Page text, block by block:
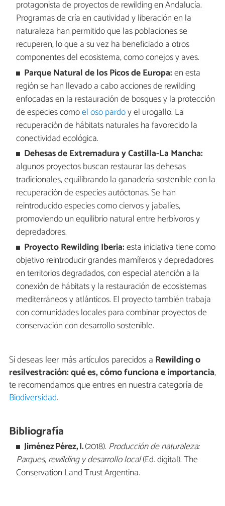
protagonista de proyectos de rewilding en Andalucía.
Programas de cría en cautividad y liberación en la
naturaleza han permitido que las poblaciones se
recuperen, lo que a su vez ha beneficiado a otros
componentes del ecosistema, como conejos y aves.
Parque Natural de los Picos de Europa:en esta
región se han llevado a cabo acciones de rewilding
enfocadas en la restauración de bosques y la protección
de especies comoel oso pardoy el urogallo. La
recuperación de hábitats naturales ha favorecido la
conectividad ecológica.
Dehesas de Extremadura y Castilla-La Mancha:
algunos proyectos buscan restaurar las dehesas
tradicionales, equilibrando la ganadería sostenible con la
recuperación de especies autóctonas. Se han
reintroducido especies como ciervos y jabalíes,
promoviendo un equilibrio natural entre herbívoros y
depredadores.
Proyecto Rewilding Iberia:esta iniciativa tiene como
objetivo reintroducir grandes mamíferos y depredadores
en territorios degradados, con especial atención a la
conexión de hábitats y la restauración de ecosistemas
mediterráneos y atlánticos. El proyecto también trabaja
con comunidades locales para combinar proyectos de
conservación con desarrollo sostenible.
Si deseas leer más artículos parecidos a Rewilding o
resilvestración: qué es, cómo funciona e importancia,
te recomendamos que entres en nuestra categoría de
Biodiversidad.
Bibliografía
Jiménez Pérez, I.(2018). Producción de naturaleza:
Parques, rewilding y desarrollo local(Ed. digital). The
Conservation Land Trust Argentina.